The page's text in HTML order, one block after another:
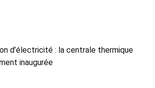
d’électricité : la centrale thermique
inaugurée